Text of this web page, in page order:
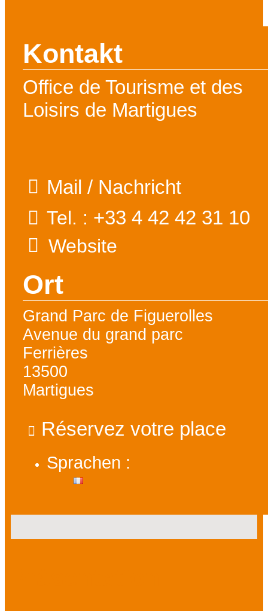
Kontakt
Office de Tourisme et des
Loisirs de Martigues
Mail / Nachricht
Tel. : +33 4 42 42 31 10
Website
Ort
Grand Parc de Figuerolles
Avenue du grand parc
Ferrières
13500
Martigues
Réservez votre place
Sprachen :